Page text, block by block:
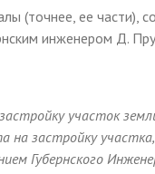
(точнее, ее части),
инженером Д.
участок
на застройку
Губернского